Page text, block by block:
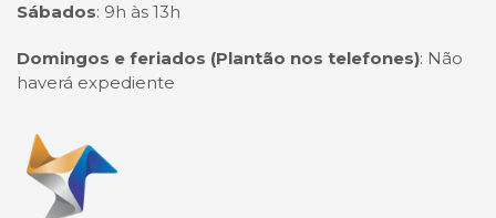
Sábados: 9h às 13h
Domingos e feriados (Plantão nos telefones): Não
haverá expediente
Página inicial